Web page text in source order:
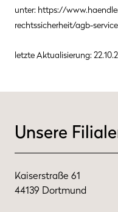
unter: https://
rechtssicherheit/agb-service
letzte Aktualisierung:
Unsere
Kaiserstraße 61
44139 Dortmund